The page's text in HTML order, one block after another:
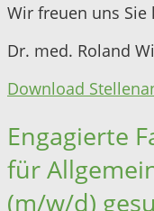
Wir freuen uns Sie
Dr. med. Roland
Download
Engagierte
für
(m/w/d)